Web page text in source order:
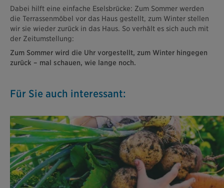
Dabei hilft eine einfache Eselsbrücke: Zum Sommer werden
die Terrassenmöbel vor das Haus gestellt, zum Winter stellen
wir sie wieder zurück in das Haus. So verhält es sich auch mit
der Zeitumstellung:
Zum Sommer wird die Uhr vorgestellt, zum Winter hingegen
zurück – mal schauen, wie lange noch.
Für Sie auch interessant: